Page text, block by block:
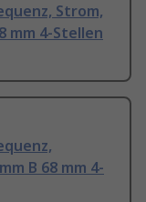
Strom,
mm 4-Stellen
B 68 mm 4-